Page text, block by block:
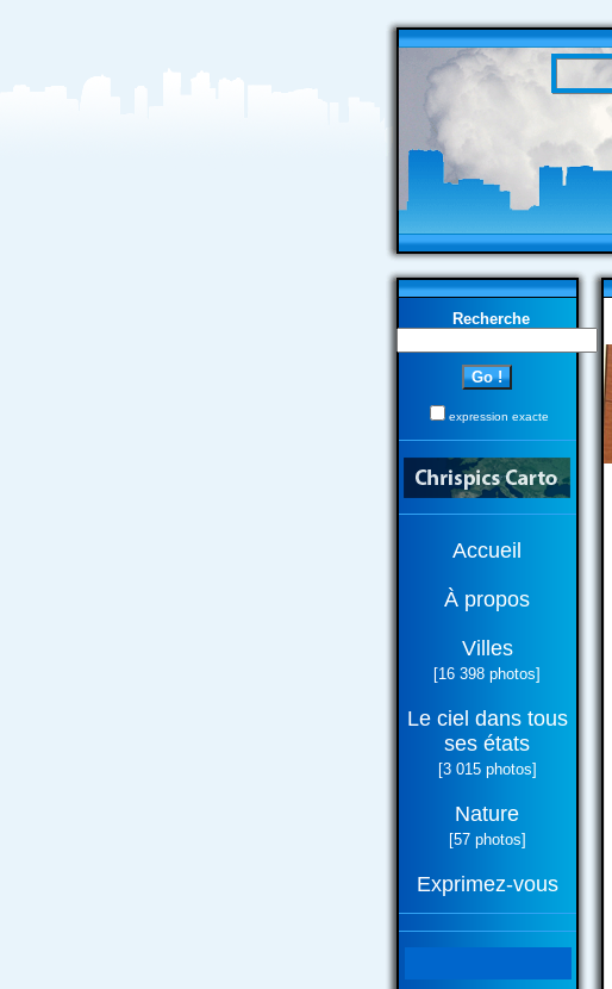
Recherche
expression exacte
Accueil
À propos
Villes
[16 398 photos]
Le ciel dans tous
ses états
[3 015 photos]
Nature
[57 photos]
Exprimez-vous